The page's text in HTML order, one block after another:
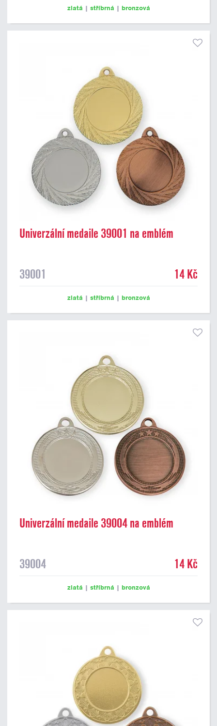
zlatá | stříbrná | bronzová
Univerzální medaile 39001 na emblém
39001 14 Kč
zlatá | stříbrná | bronzová
Univerzální medaile 39004 na emblém
39004 14 Kč
zlatá | stříbrná | bronzová